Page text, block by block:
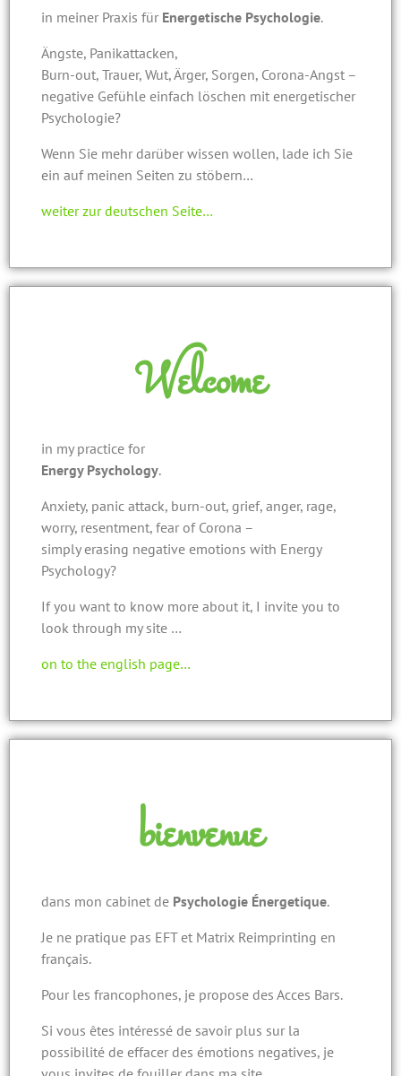
in meiner Praxis für Energetische Psychologie.
Ängste, Panikattacken,
Burn-out, Trauer, Wut, Ärger, Sorgen, Corona-Angst –
negative Gefühle einfach löschen mit energetischer
Psychologie?
Wenn Sie mehr darüber wissen wollen, lade ich Sie
ein auf meinen Seiten zu stöbern…
weiter zur deutschen Seite…
Welcome
in my practice for
Energy Psychology.
Anxiety, panic attack, burn-out, grief, anger, rage,
worry, resentment, fear of Corona –
simply erasing negative emotions with Energy
Psychology?
If you want to know more about it, I invite you to
look through my site …
on to the english page…
bienvenue
dans mon cabinet de Psychologie Énergetique.
Je ne pratique pas EFT et Matrix Reimprinting en
français.
Pour les francophones, je propose des Acces Bars.
Si vous êtes intéressé de savoir plus sur la
possibilité de effacer des émotions negatives, je